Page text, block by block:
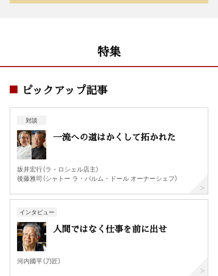
特集
ピックアップ記事
対談
一流への道はかくして拓かれた
坂井宏行（ラ・ロシェル店主）
後藤雅司（シャトー ラ・パルム・ドール オーナーシェフ）
インタビュー
人間ではなく仕事を前に出せ
河内國平（刀匠）